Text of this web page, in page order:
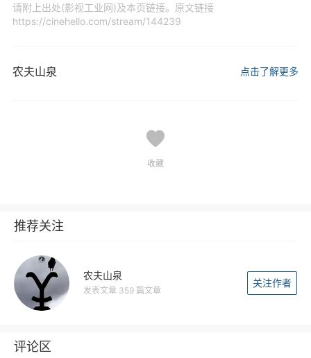
请附上出处(影视工业网)及本页链接。原文链接
https://cinehello.com/stream/144239
农夫山泉 点击了解更多
收藏
推荐关注
农夫山泉
发表文章 359 篇文章
关注作者
评论区